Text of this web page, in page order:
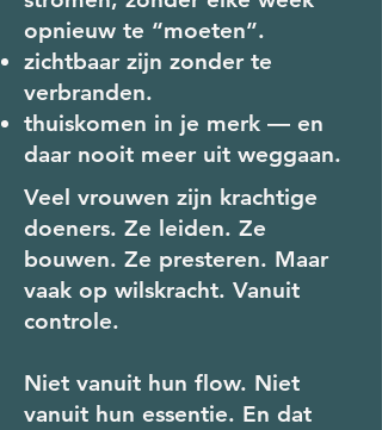
opnieuw te “moeten”.
zichtbaar zijn zonder te
verbranden.
thuiskomen in je merk — en
daar nooit meer uit weggaan.
Veel vrouwen zijn krachtige
doeners. Ze leiden. Ze
bouwen. Ze presteren. Maar
vaak op wilskracht. Vanuit
controle.
Niet vanuit hun flow. Niet
vanuit hun essentie. En dat